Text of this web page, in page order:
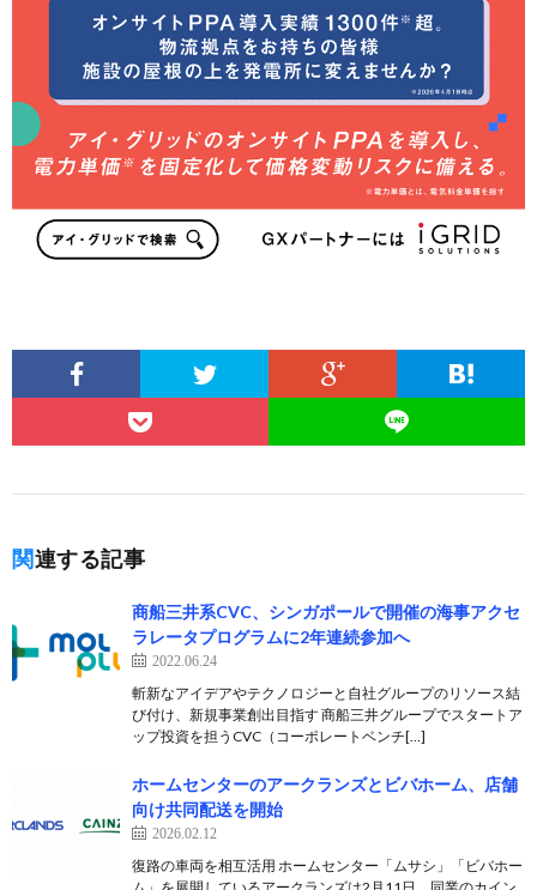
関連する記事
商船三井系CVC、シンガポールで開催の海事アクセ
ラレータプログラムに2年連続参加へ
2022.06.24
斬新なアイデアやテクノロジーと自社グループのリソース結
び付け、新規事業創出目指す 商船三井グループでスタートア
ップ投資を担うCVC（コーポレートベンチ[…]
ホームセンターのアークランズとビバホーム、店舗
向け共同配送を開始
2026.02.12
復路の車両を相互活用 ホームセンター「ムサシ」「ビバホー